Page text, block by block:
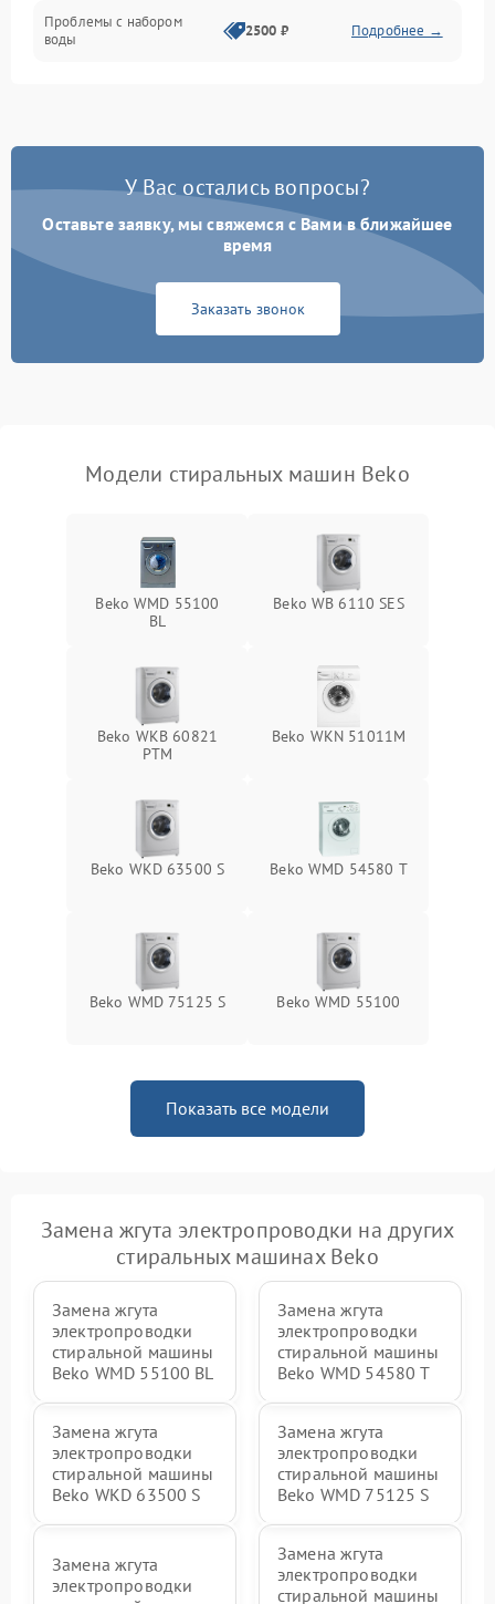
Проблемы с набором
воды
2500 ₽ Подробнее →
Замена платы управления 2200 ₽ Подробнее →
У Вас остались вопросы?
Оставьте заявку, мы свяжемся с Вами в ближайшее
время
Заказать звонок
Модели стиральных машин Beko
Beko WMD 55100
BL
Beko WB 6110 SES
Beko WKB 60821
PTМ
Beko WKN 51011M
Beko WKD 63500 S Beko WMD 54580 T
Beko WMD 75125 S Beko WMD 55100
Показать все модели
Замена жгута электропроводки на других
стиральных машинах Beko
Замена жгута
электропроводки
стиральной машины
Beko WMD 55100 BL
Замена жгута
электропроводки
стиральной машины
Beko WMD 54580 T
Замена жгута
электропроводки
стиральной машины
Beko WKD 63500 S
Замена жгута
электропроводки
стиральной машины
Beko WMD 75125 S
Замена жгута
электропроводки
Замена жгута
электропроводки
стиральной машины